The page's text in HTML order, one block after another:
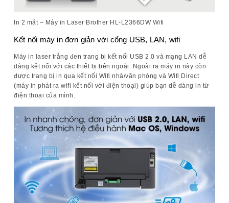
In 2 mặt – Máy in Laser Brother HL-L2366DW Wifi
Kết nối máy in đơn giản với cổng USB, LAN, wifi
Máy in laser trắng đen trang bị kết nối USB 2.0 và mạng LAN dễ
dàng kết nối với các thiết bị bên ngoài. Ngoài ra máy in này còn
được trang bị in qua kết nối Wifi nhà/văn phòng và Wifi Direct
(máy in phát ra wifi kết nối với điện thoại) giúp bạn dễ dàng in từ
điện thoại của mình.